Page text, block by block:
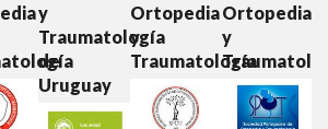
y
Traumatología
de
Uruguay
Ortopedia
y
Traumatología
Ortopedia
y